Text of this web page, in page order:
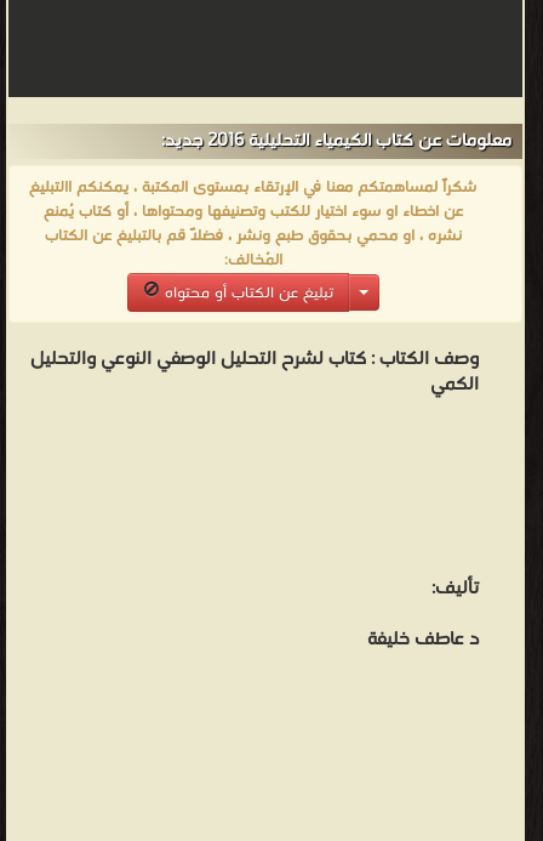
معلومات عن كتاب الكيمياء التحليلية 2016 جديد:
شكراً لمساهمتكم معنا في الإرتقاء بمستوى المكتبة ، يمكنكم االتبليغ
عن اخطاء او سوء اختيار للكتب وتصنيفها ومحتواها ، أو كتاب يُمنع
نشره ، او محمي بحقوق طبع ونشر ، فضلاً قم بالتبليغ عن الكتاب
المُخالف:
تبليغ عن الكتاب أو محتواه
وصف الكتاب :كتاب لشرح التحليل الوصفي النوعي والتحليل
الكمي
تأليف:
د عاطف خليفة